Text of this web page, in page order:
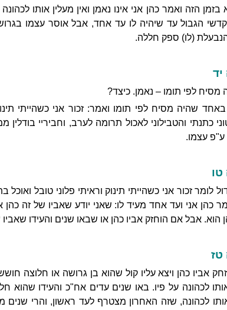
הזה ואמר כהן אני אינו נאמן ואין מעלין אותו
הגבול עד שיהיה לו עד אחד, אבל אוסר עצמו
(לו) ספק חללה.
מסיח לפי תומו – נאמן. כיצד?
שהיה מסיח לפי תומו ואמר: זכור אני כשהייתי
כתנתי והטבילוני לאכול תרומה לערב, וחביריי בודלין
ע"פ עצמו.
לומר זכור אני כשהייתי תינוק וראיתי פלוני טובל
כהן אני ועד אחד מעיד לו: שאני יודע שאביו של זה
הוא. אבל אם הוחזק אביו כהן או שבאו שנים והעידו
טז
אביו כהן ויצא עליו קול שהוא בן גרושה או חלוצה
לכהונה על פיו. באו שנים עדים אח"כ והעידו שהוא
לכהונה, שזה האחרון מצטרף לעד ראשון, והרי שנים